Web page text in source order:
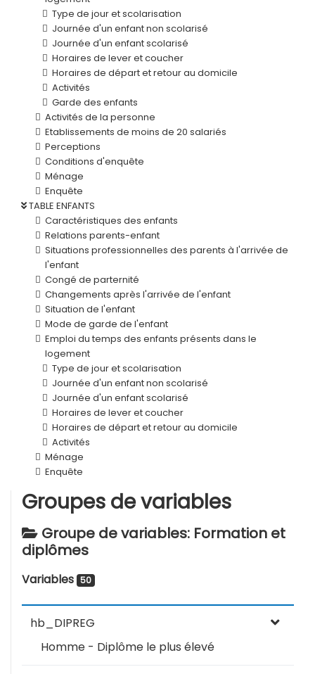
Type de jour et scolarisation
Journée d'un enfant non scolarisé
Journée d'un enfant scolarisé
Horaires de lever et coucher
Horaires de départ et retour au domicile
Activités
Garde des enfants
Activités de la personne
Etablissements de moins de 20 salariés
Perceptions
Conditions d'enquête
Ménage
Enquête
TABLE ENFANTS
Caractéristiques des enfants
Relations parents-enfant
Situations professionnelles des parents à l'arrivée de
l'enfant
Congé de parternité
Changements après l'arrivée de l'enfant
Situation de l'enfant
Mode de garde de l'enfant
Emploi du temps des enfants présents dans le
logement
Type de jour et scolarisation
Journée d'un enfant non scolarisé
Journée d'un enfant scolarisé
Horaires de lever et coucher
Horaires de départ et retour au domicile
Activités
Ménage
Enquête
Groupes de variables
Groupe de variables: Formation et
diplômes
Variables 50
hb_DIPREG
Homme - Diplôme le plus élevé